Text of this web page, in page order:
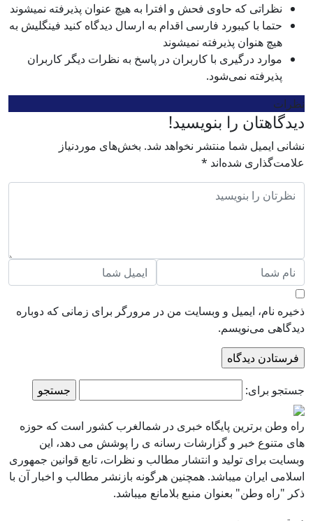
نظراتی که حاوی فحش و افترا به هیچ عنوان پذیرفته نمیشوند
حتما با کیبورد فارسی اقدام به ارسال دیدگاه کنید فینگلیش به
هیچ هنوان پذیرفته نمیشوند
موارد درگیری با کاربران در پاسخ به نظرات دیگر کاربران
پذیرفته نمی‌شود.
نظرات
دیدگاهتان را بنویسید!
نشانی ایمیل شما منتشر نخواهد شد. بخش‌های موردنیاز
علامت‌گذاری شده‌اند *
ذخیره نام، ایمیل و وبسایت من در مرورگر برای زمانی که دوباره
دیدگاهی می‌نویسم.
جستجو برای:
راه وطن برترین پایگاه خبری در شمالغرب کشور است که حوزه
های متنوع خبر و گزارشات رسانه ی را پوشش می دهد، این
وبسایت برای تولید و انتشار مطالب و نظرات، تابع قوانین جمهوری
اسلامی ایران میباشد. همچنین هرگونه بازنشر مطالب و اخبار آن با
ذکر "راه وطن" بعنوان منبع بلامانع میباشد.